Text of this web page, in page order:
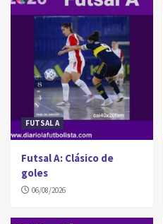
FUTSAL A
Futsal A: Clásico de
goles
06/08/2026